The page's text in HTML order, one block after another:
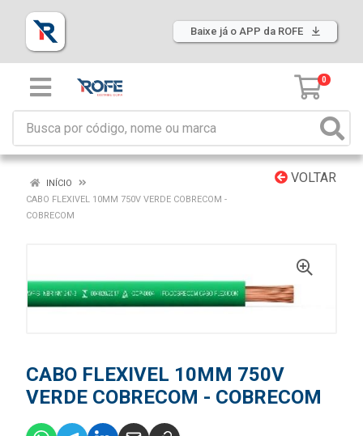
Baixe já o APP da ROFE
0
VOLTAR
INÍCIO
CABO FLEXIVEL 10MM 750V VERDE COBRECOM -
COBRECOM
CABO FLEXIVEL 10MM 750V
VERDE COBRECOM - COBRECOM